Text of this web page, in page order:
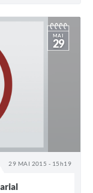
29 MAI 2015 - 15h19
MAI
29